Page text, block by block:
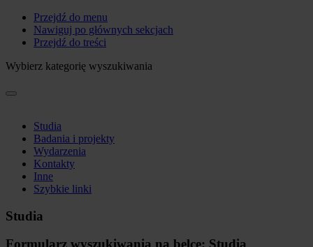
Przejdź do menu
Nawiguj po głównych sekcjach
Przejdź do treści
Wybierz kategorię wyszukiwania
Studia
Badania i projekty
Wydarzenia
Kontakty
Inne
Szybkie linki
Studia